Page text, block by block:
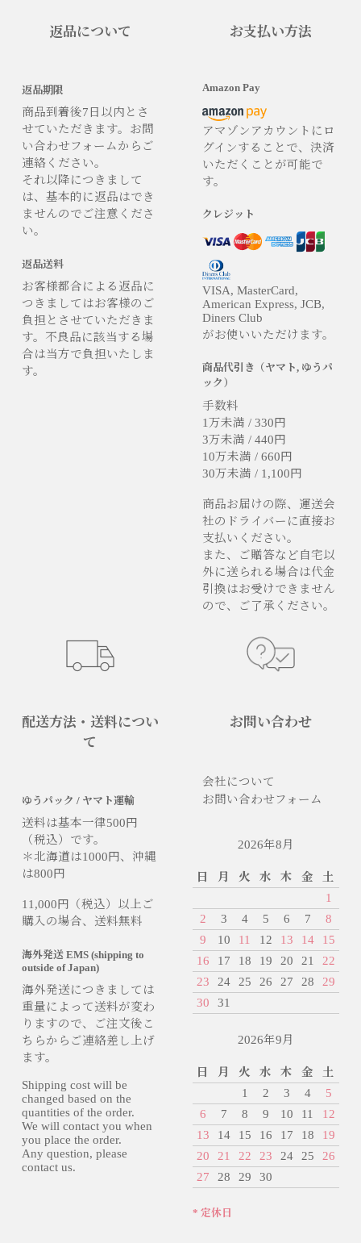
返品について
返品期限
商品到着後7日以内とさ
せていただきます。お問
い合わせフォームからご
連絡ください。
それ以降につきまして
は、基本的に返品はでき
ませんのでご注意くださ
い。
返品送料
お客様都合による返品に
つきましてはお客様のご
負担とさせていただきま
す。不良品に該当する場
合は当方で負担いたしま
す。
お支払い方法
Amazon Pay
アマゾンアカウントにロ
グインすることで、決済
いただくことが可能で
す。
クレジット
VISA, MasterCard,
American Express, JCB,
Diners Club
がお使いいただけます。
商品代引き（ヤマト, ゆうパ
ック）
手数料
1万未満 / 330円
3万未満 / 440円
10万未満 / 660円
30万未満 / 1,100円
商品お届けの際、運送会
社のドライバーに直接お
支払いください。
また、ご贈答など自宅以
外に送られる場合は代金
引換はお受けできません
ので、ご了承ください。
配送方法・送料につい
て
ゆうパック / ヤマト運輸
送料は基本一律500円
（税込）です。
＊北海道は1000円、沖縄
は800円
11,000円（税込）以上ご
購入の場合、送料無料
海外発送 EMS (shipping to
outside of Japan)
海外発送につきましては
重量によって送料が変わ
りますので、ご注文後こ
ちらからご連絡差し上げ
ます。
Shipping cost will be
changed based on the
quantities of the order.
We will contact you when
you place the order.
Any question, please
contact us.
お問い合わせ
会社について
お問い合わせフォーム
2026年8月
日 月 火 水 木 金
土
1
2
3 4 5 6 7
8
9
10 11 12 13 14
15
16
17 18 19 20 21
22
23
24 25 26 27 28
29
30
31
2026年9月
日 月 火 水 木 金
土
1
2 3 4
5
6
7 8 9 10 11
12
13
14 15 16 17 18
19
20
21 22 23 24 25
26
27
28 29 30
* 定休日